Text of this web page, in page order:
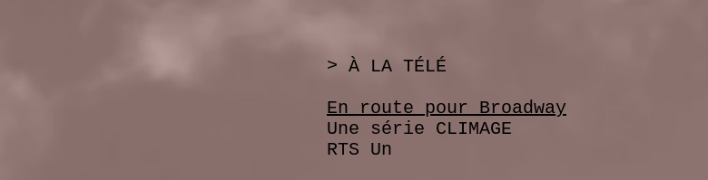
> À LA TÉLÉ
En route pour Broadway
Une série CLIMAGE
RTS Un